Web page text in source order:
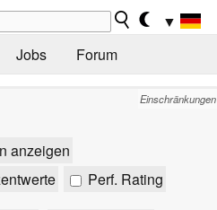
▼
Jobs Forum
Einschränkungen
anzeigen
Perf. Rating